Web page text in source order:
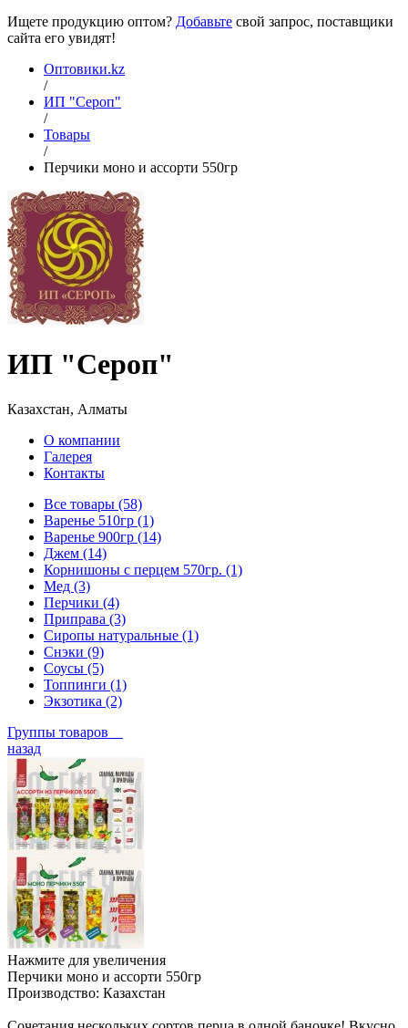
Ищете продукцию оптом? Добавьте свой запрос, поставщики
сайта его увидят!
Оптовики.kz
/
ИП "Сероп"
/
Товары
/
Перчики моно и ассорти 550гр
ИП "Сероп"
Казахстан, Алматы
О компании
Галерея
Контакты
Все товары (58)
Варенье 510гр (1)
Варенье 900гр (14)
Джем (14)
Корнишоны с перцем 570гр. (1)
Мед (3)
Перчики (4)
Приправа (3)
Сиропы натуральные (1)
Снэки (9)
Соусы (5)
Топпинги (1)
Экзотика (2)
Группы товаров
назад
Нажмите для увеличения
Перчики моно и ассорти 550гр
Производство: Казахстан